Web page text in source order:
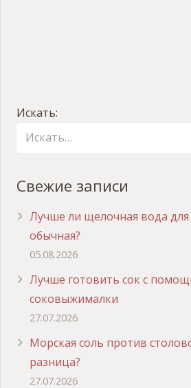
Искать:
Свежие записи
Лучше ли щелочная вода
обычная?
05.08.2026
Лучше готовить сок с
соковыжималки
27.07.2026
Морская соль против
разница?
27.07.2026